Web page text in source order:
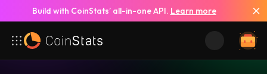
Build with CoinStats’ all-in-one API. Learn more